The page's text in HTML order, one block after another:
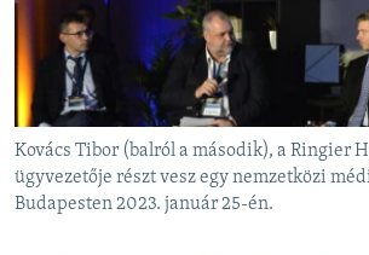
EURÓPAI UNIÓ
VILÁG
KLÍMAVÁLTOZÁS
A MÚLT TANULSÁGAI
KÖVESSEN MINKET!
Kovács Tibor (balról a második), a Ringier
ügyvezetője részt vesz egy nemzetközi
Budapesten 2023. január 25-én.